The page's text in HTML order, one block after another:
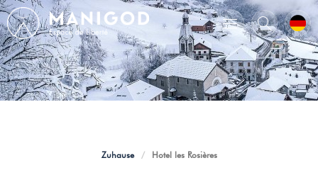
Zuhause / Hotel les Rosières